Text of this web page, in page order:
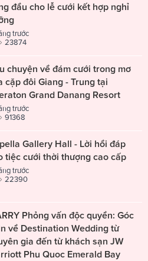
đầu cho lễ cưới kết hợp nghỉ
trước
23874
chuyện về đám cưới trong mơ
cặp đôi Giang - Trung tại
Grand Danang Resort
trước
91368
Gallery Hall - Lời hồi đáp
tiệc cưới thời thượng cao cấp
trước
22390
Phỏng vấn độc quyền: Góc
về Destination Wedding từ
gia đến từ khách sạn JW
Phu Quoc Emerald Bay